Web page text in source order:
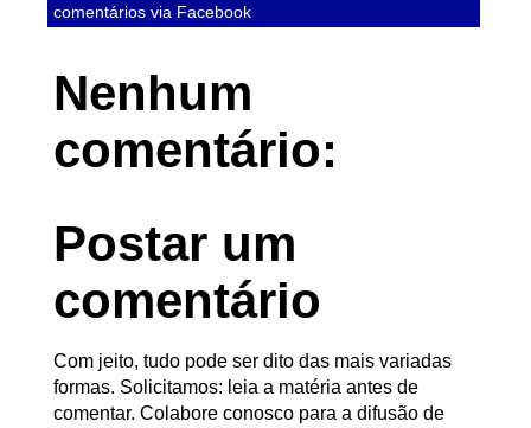
comentários via Facebook
Nenhum
comentário:
Postar um
comentário
Com jeito, tudo pode ser dito das mais variadas
formas. Solicitamos: leia a matéria antes de
comentar. Colabore conosco para a difusão de